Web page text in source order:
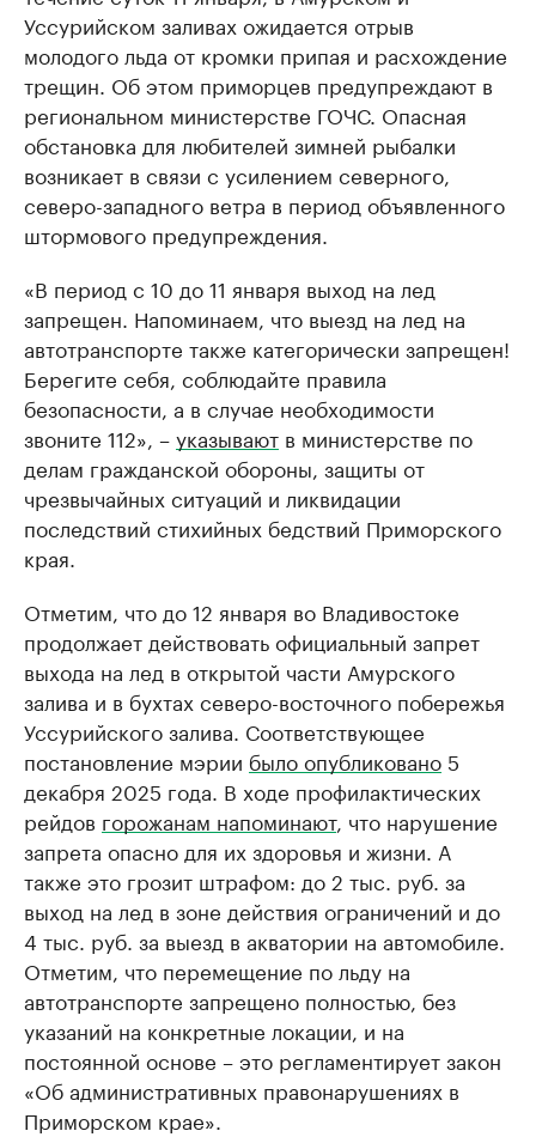
Уссурийском заливах ожидается отрыв
молодого льда от кромки припая и расхождение
трещин. Об этом приморцев предупреждают в
региональном министерстве ГОЧС. Опасная
обстановка для любителей зимней рыбалки
возникает в связи с усилением северного,
северо-западного ветра в период объявленного
штормового предупреждения.
«В период с 10 до 11 января выход на лед
запрещен. Напоминаем, что выезд на лед на
автотранспорте также категорически запрещен!
Берегите себя, соблюдайте правила
безопасности, а в случае необходимости
звоните 112», –указывают в министерстве по
делам гражданской обороны, защиты от
чрезвычайных ситуаций и ликвидации
последствий стихийных бедствий Приморского
края.
Отметим, что до 12 января во Владивостоке
продолжает действовать официальный запрет
выхода на лед в открытой части Амурского
залива и в бухтах северо-восточного побережья
Уссурийского залива. Соответствующее
постановление мэрии было опубликовано 5
декабря 2025 года. В ходе профилактических
рейдов горожанам напоминают, что нарушение
запрета опасно для их здоровья и жизни. А
также это грозит штрафом: до 2 тыс. руб. за
выход на лед в зоне действия ограничений и до
4 тыс. руб. за выезд в акватории на автомобиле.
Отметим, что перемещение по льду на
автотранспорте запрещено полностью, без
указаний на конкретные локации, и на
постоянной основе – это регламентирует закон
«Об административных правонарушениях в
Приморском крае».